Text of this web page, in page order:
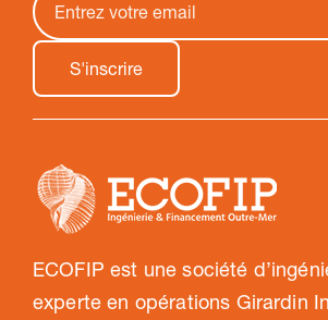
ECOFIP est une société
experte en opérations Girardin